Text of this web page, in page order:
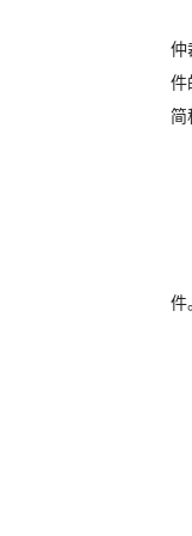
仲
件
简
件